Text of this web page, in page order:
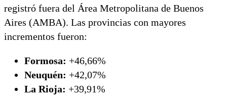
registró fuera del Área Metropolitana de Buenos
Aires (AMBA). Las provincias con mayores
incrementos fueron:
Formosa: +46,66%
Neuquén: +42,07%
La Rioja: +39,91%